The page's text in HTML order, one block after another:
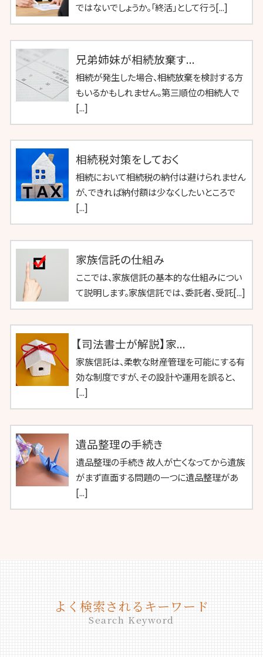
ではないでしょうか。「終活」として行う[...]
兄弟姉妹が相続放棄す...
相続が発生した場合、相続放棄を検討する方
もいるかもしれません。第三順位の相続人で
[...]
相続税対策をしておく
相続において相続税の納付は避けられません
が、できれば納付額は少なくしたいところで
[...]
家族信託の仕組み
ここでは、家族信託の基本的な仕組みについ
て説明します。家族信託では、委託者、受託[...]
【司法書士が解説】家...
家族信託は、柔軟な財産管理を可能にする有
効な制度ですが、その設計や運用を誤ると、
[...]
遺品整理の手続き
遺品整理の手続き 故人が亡くなってから遺族
がまず直面する問題の一つに遺品整理があ
[...]
よく検索されるキーワード
Search Keyword